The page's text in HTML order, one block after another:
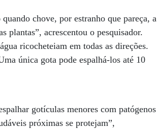
chove, por estranho que pareça, a
plantas”, acrescentou o pesquisador.
ricocheteiam em todas as direções.
única gota pode espalhá-los até 10
gotículas menores com patógenos
​​próximas se protejam”,